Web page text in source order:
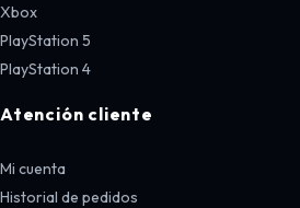
Xbox
PlayStation 5
PlayStation 4
Atención cliente
Mi cuenta
Historial de pedidos